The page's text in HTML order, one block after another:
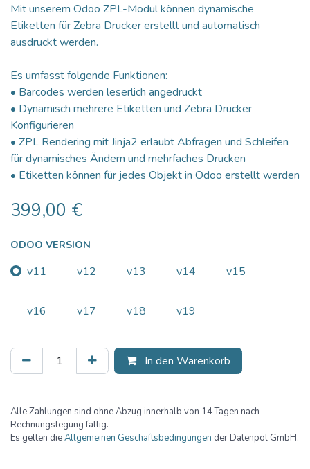
Mit unserem Odoo ZPL-Modul können dynamische
Etiketten für Zebra Drucker erstellt und automatisch
ausdruckt werden.
Es umfasst folgende Funktionen:
• Barcodes werden leserlich angedruckt
• Dynamisch mehrere Etiketten und Zebra Drucker
Konfigurieren
• ZPL Rendering mit Jinja2 erlaubt Abfragen und Schleifen
für dynamisches Ändern und mehrfaches Drucken
• Etiketten können für jedes Objekt in Odoo erstellt werden
399,00 €
ODOO VERSION
v11 v12 v13 v14 v15
v16 v17 v18 v19
In den Warenkorb
Alle Zahlungen sind ohne Abzug innerhalb von 14 Tagen nach
Rechnungslegung fällig.
Es gelten dieAllgemeinen Geschäftsbedingungen der Datenpol GmbH.